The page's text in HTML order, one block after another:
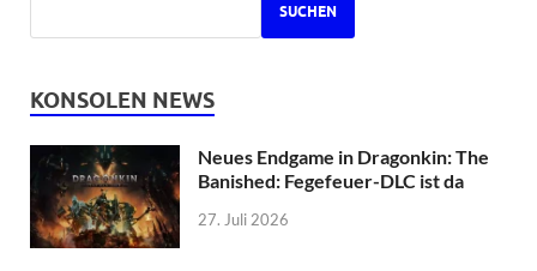
SUCHEN
KONSOLEN NEWS
Neues Endgame in Dragonkin: The
Banished: Fegefeuer-DLC ist da
27. Juli 2026